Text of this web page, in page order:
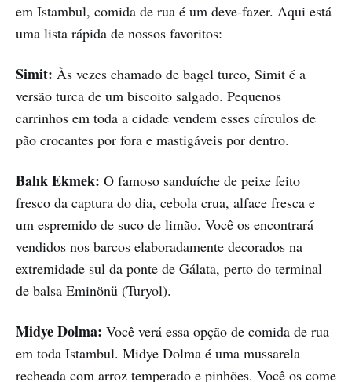
em Istambul, comida de rua é um deve-fazer. Aqui está
uma lista rápida de nossos favoritos:
Simit: Às vezes chamado de bagel turco, Simit é a
versão turca de um biscoito salgado. Pequenos
carrinhos em toda a cidade vendem esses círculos de
pão crocantes por fora e mastigáveis por dentro.
Balık Ekmek: O famoso sanduíche de peixe feito
fresco da captura do dia, cebola crua, alface fresca e
um espremido de suco de limão. Você os encontrará
vendidos nos barcos elaboradamente decorados na
extremidade sul da ponte de Gálata, perto do terminal
de balsa Eminönü (Turyol).
Midye Dolma: Você verá essa opção de comida de rua
em toda Istambul. Midye Dolma é uma mussarela
recheada com arroz temperado e pinhões. Você os come